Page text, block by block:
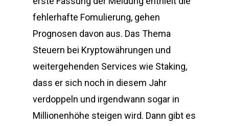
fehlerhafte Fomulierung, gehen
Prognosen davon aus. Das Thema
Steuern bei Kryptowährungen und
weitergehenden Services wie Staking,
dass er sich noch in diesem Jahr
verdoppeln und irgendwann sogar in
Millionenhöhe steigen wird. Dann gibt es